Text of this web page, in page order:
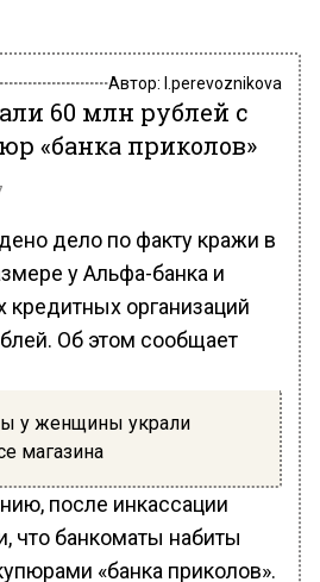
Автор: l.perevoznikova
60 млн рублей с
«банка приколов»
дело по факту кражи в
у Альфа-банка и
кредитных организаций
Об этом сообщает
у женщины украли
магазина
после инкассации
что банкоматы набиты
«банка приколов».